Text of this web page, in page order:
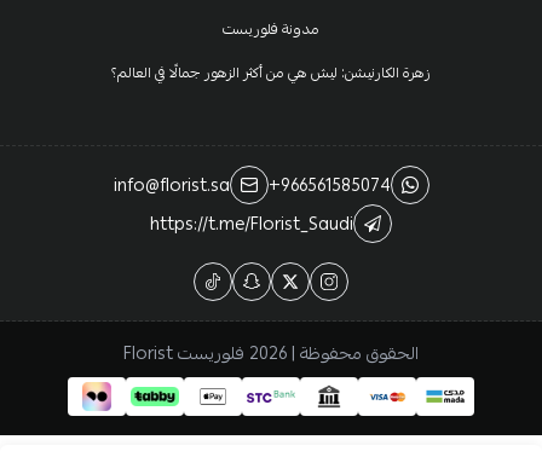
مدونة فلوريست
زهرة الكارنيشن: ليش هي من أكثر الزهور جمالًا في العالم؟
+966561585074
info@florist.sa
https://t.me/Florist_Saudi
الحقوق محفوظة | 2026 فلوريست Florist